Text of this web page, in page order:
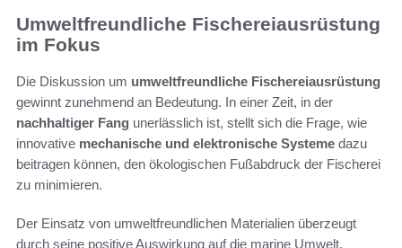
Umweltfreundliche Fischereiausrüstung
im Fokus
Die Diskussion um umweltfreundliche Fischereiausrüstung
gewinnt zunehmend an Bedeutung. In einer Zeit, in der
nachhaltiger Fang unerlässlich ist, stellt sich die Frage, wie
innovative mechanische und elektronische Systeme dazu
beitragen können, den ökologischen Fußabdruck der Fischerei
zu minimieren.
Der Einsatz von umweltfreundlichen Materialien überzeugt
durch seine positive Auswirkung auf die marine Umwelt.